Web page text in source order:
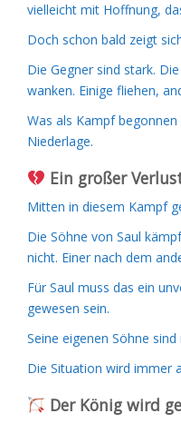
vielleicht mit Hoffnung,
Doch schon bald zeigt
Die Gegner sind stark.
wanken. Einige fliehen,
Was als Kampf
Niederlage.
Ein großer
Mitten in diesem Kampf
Die Söhne von Saul
nicht. Einer nach dem
Für Saul muss das ein
gewesen sein.
Seine eigenen Söhne
Die Situation wird immer
Der König wird